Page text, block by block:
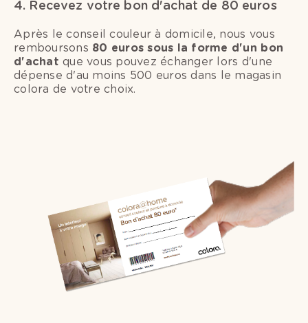
4. Recevez votre bon d'achat de 80 euros
Après le conseil couleur à domicile, nous vous
remboursons 80 euros sous la forme d'un bon
d'achat que vous pouvez échanger lors d'une
dépense d'au moins 500 euros dans le magasin
colora de votre choix.